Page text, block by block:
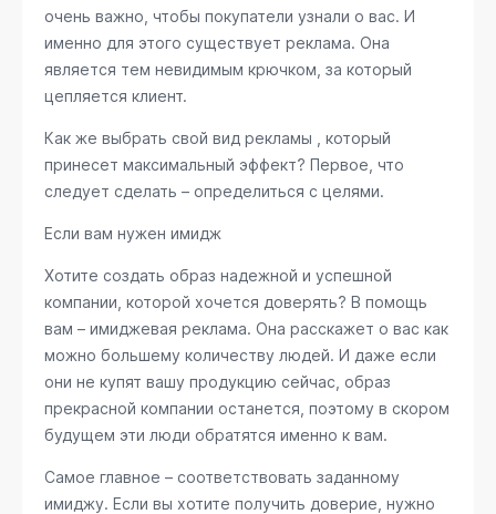
очень важно, чтобы покупатели узнали о вас. И
именно для этого существует реклама. Она
является тем невидимым крючком, за который
цепляется клиент.
Как же выбрать свой вид рекламы , который
принесет максимальный эффект? Первое, что
следует сделать – определиться с целями.
Если вам нужен имидж
Хотите создать образ надежной и успешной
компании, которой хочется доверять? В помощь
вам – имиджевая реклама. Она расскажет о вас как
можно большему количеству людей. И даже если
они не купят вашу продукцию сейчас, образ
прекрасной компании останется, поэтому в скором
будущем эти люди обратятся именно к вам.
Самое главное – соответствовать заданному
имиджу. Если вы хотите получить доверие, нужно